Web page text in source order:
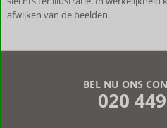
afwijken van de beelden.
BEL NU ONS
020